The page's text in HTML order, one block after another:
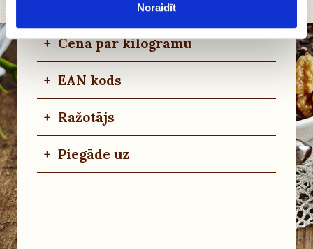
Noraidīt
+ Cena par kilogramu
+ EAN kods
+ Ražotājs
+ Piegāde uz